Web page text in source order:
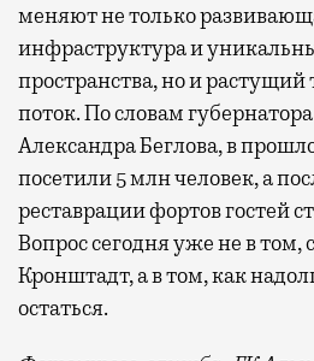
меняют не только
инфраструктура и
пространства, но и
поток. По словам
Александра Беглова, в
посетили 5 млн человек, а
реставрации фортов гостей
Вопрос сегодня уже не в том,
Кронштадт, а в том, как
остаться.